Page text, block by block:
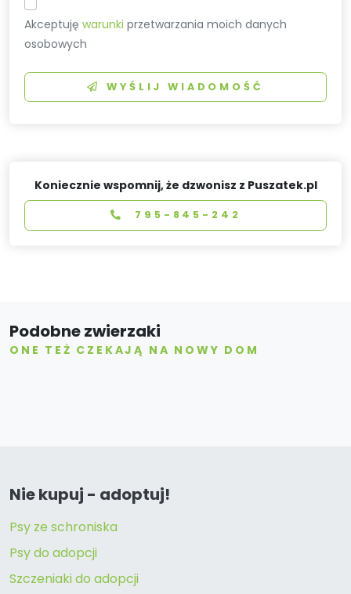
Akceptujęwarunki przetwarzania moich danych
osobowych
WYŚLIJ WIADOMOŚĆ
Koniecznie wspomnij, że dzwonisz z Puszatek.pl
795-845-242
Podobne zwierzaki
ONE TEŻ CZEKAJĄ NA NOWY DOM
Nie kupuj - adoptuj!
Psy ze schroniska
Psy do adopcji
Szczeniaki do adopcji